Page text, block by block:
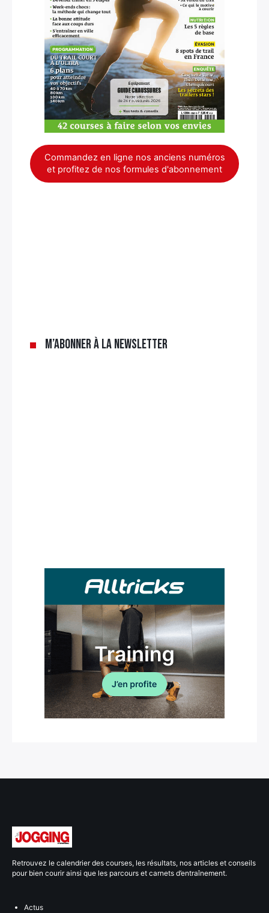
Commandez en ligne nos anciens numéros
et profitez de nos formules d'abonnement
M’abonner à la newsletter
Retrouvez le calendrier des courses, les résultats, nos articles et conseils
pour bien courir ainsi que les parcours et carnets d’entraînement.
Actus